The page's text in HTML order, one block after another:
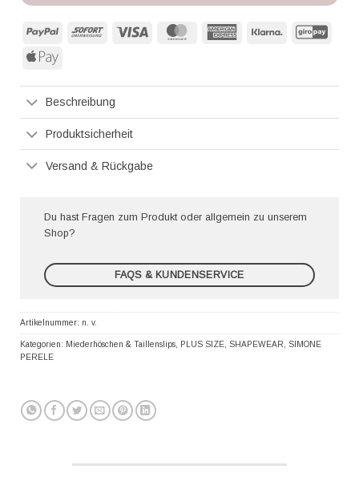
PayPal Sofort Visa MasterCard AmericanKlarna
Apple
Beschreibung
Produktsicherheit
Versand & Rückgabe
Du hast Fragen zum Produkt oder allgemein zu unserem
Shop?
FAQS & KUNDENSERVICE
Artikelnummer: n. v.
Kategorien: Miederhöschen & Taillenslips PLUS SIZE SHAPEWEAR
SIMONE
PERELE